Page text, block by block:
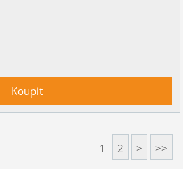
1 2 > >>